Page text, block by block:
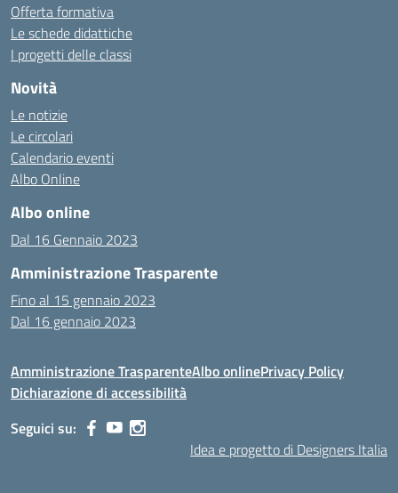
Offerta formativa
Le schede didattiche
I progetti delle classi
Novità
Le notizie
Le circolari
Calendario eventi
Albo Online
Albo online
Dal 16 Gennaio 2023
Amministrazione Trasparente
Fino al 15 gennaio 2023
Dal 16 gennaio 2023
Amministrazione TrasparenteAlbo onlinePrivacy Policy
Dichiarazione di accessibilità
Seguici su:
Idea e progetto di Designers Italia